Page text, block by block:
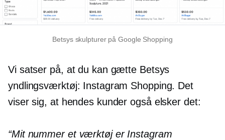
Betsys skulpturer på Google Shopping
Vi satser på, at du kan gætte Betsys
yndlingsværktøj: Instagram Shopping. Det
viser sig, at hendes kunder også elsker det:
“Mit nummer et værktøj er Instagram